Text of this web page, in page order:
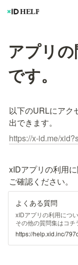
アプリ
です。
以下のURLにアク
出できます。
https://x-id.me/
xIDアプリの利用
ご確認ください。
よくある質問
xIDアプリの利用につ
その他の質問集はコチ
https://help.xid.inc/